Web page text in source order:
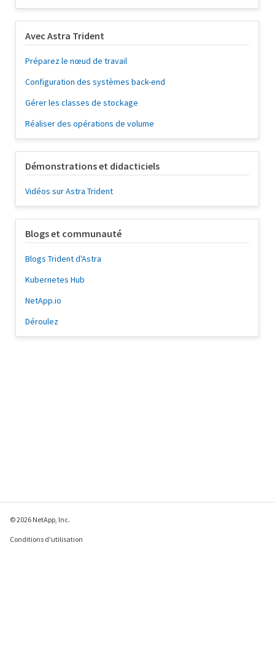
Avec Astra Trident
Préparez le nœud de travail
Configuration des systèmes back-end
Gérer les classes de stockage
Réaliser des opérations de volume
Démonstrations et didacticiels
Vidéos sur Astra Trident
Blogs et communauté
Blogs Trident d'Astra
Kubernetes Hub
NetApp.io
Déroulez
© 2026 NetApp, Inc.
Conditions d'utilisation